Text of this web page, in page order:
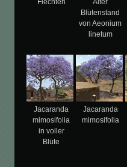
Flechten
Alter
Blütenstand
von Aeonium
linetum
Jacaranda
mimosifolia
in voller
Blüte
Jacaranda
mimosifolia